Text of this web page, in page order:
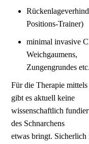
Positions-Trainer)
minimal invasive
Weichgaumens,
Zungengrundes
Für die Therapie
gibt es aktuell keine
wissenschaftlich
des Schnarchens
etwas bringt. Sicherlich